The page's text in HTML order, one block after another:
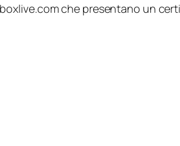
che presentano un